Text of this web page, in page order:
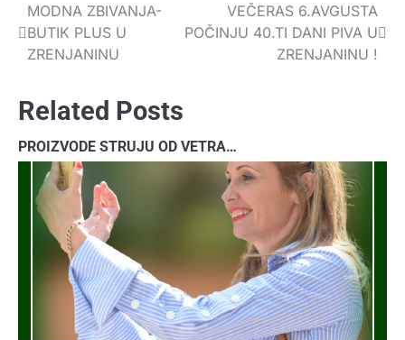
Navigacija
članaka
MODNA ZBIVANJA-
BUTIK PLUS U
ZRENJANINU
VEČERAS 6.AVGUSTA
POČINJU 40.TI DANI PIVA U
ZRENJANINU !
Related Posts
PROIZVODE STRUJU OD VETRA…